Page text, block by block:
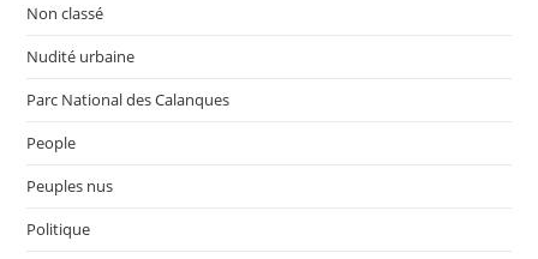
Non classé
Nudité urbaine
Parc National des Calanques
People
Peuples nus
Politique